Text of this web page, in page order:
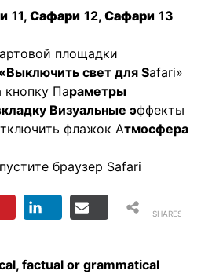
11, Сафари 12, Сафари 13
площадки
свет для Safari»
Параметры
кладку Визуальные эффекты
флажок Атмосфера
браузер Safari
SHARES
factual or grammatical